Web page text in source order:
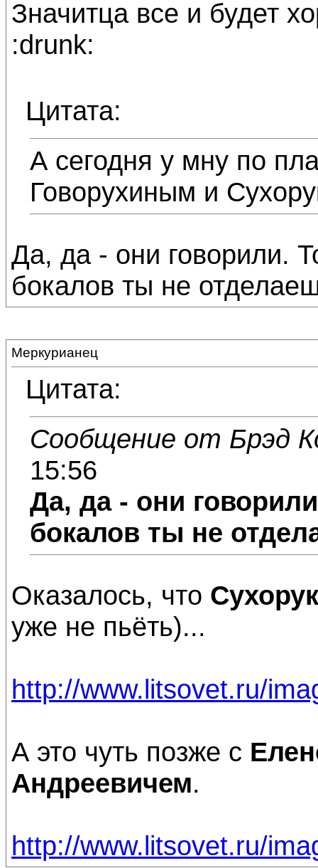
Значитца все и будет
:drunk:
Цитата:
А сегодня у мну по
Говорухиным и
Да, да - они говорили.
бокалов ты не
Меркурианец
Цитата:
Сообщение от Брэд
15:56
Да, да - они
бокалов ты не
Оказалось, что
уже не пьёть)...
http://www.litsovet.ru/
А это чуть позже с
Андреевичем.
http://www.litsovet.ru/